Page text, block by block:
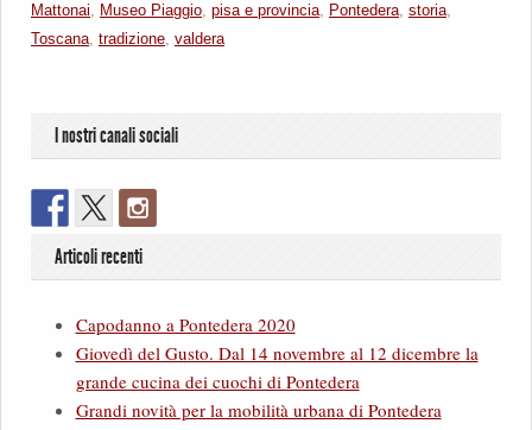
Mattonai, Museo Piaggio, pisa e provincia, Pontedera, storia,
Toscana, tradizione, valdera
I nostri canali sociali
Articoli recenti
Capodanno a Pontedera 2020
Giovedì del Gusto. Dal 14 novembre al 12 dicembre la
grande cucina dei cuochi di Pontedera
Grandi novità per la mobilità urbana di Pontedera